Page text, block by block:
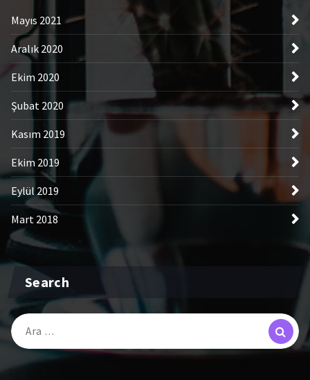
Mayıs 2021
Aralık 2020
Ekim 2020
Şubat 2020
Kasım 2019
Ekim 2019
Eylül 2019
Mart 2018
Search
Arama: